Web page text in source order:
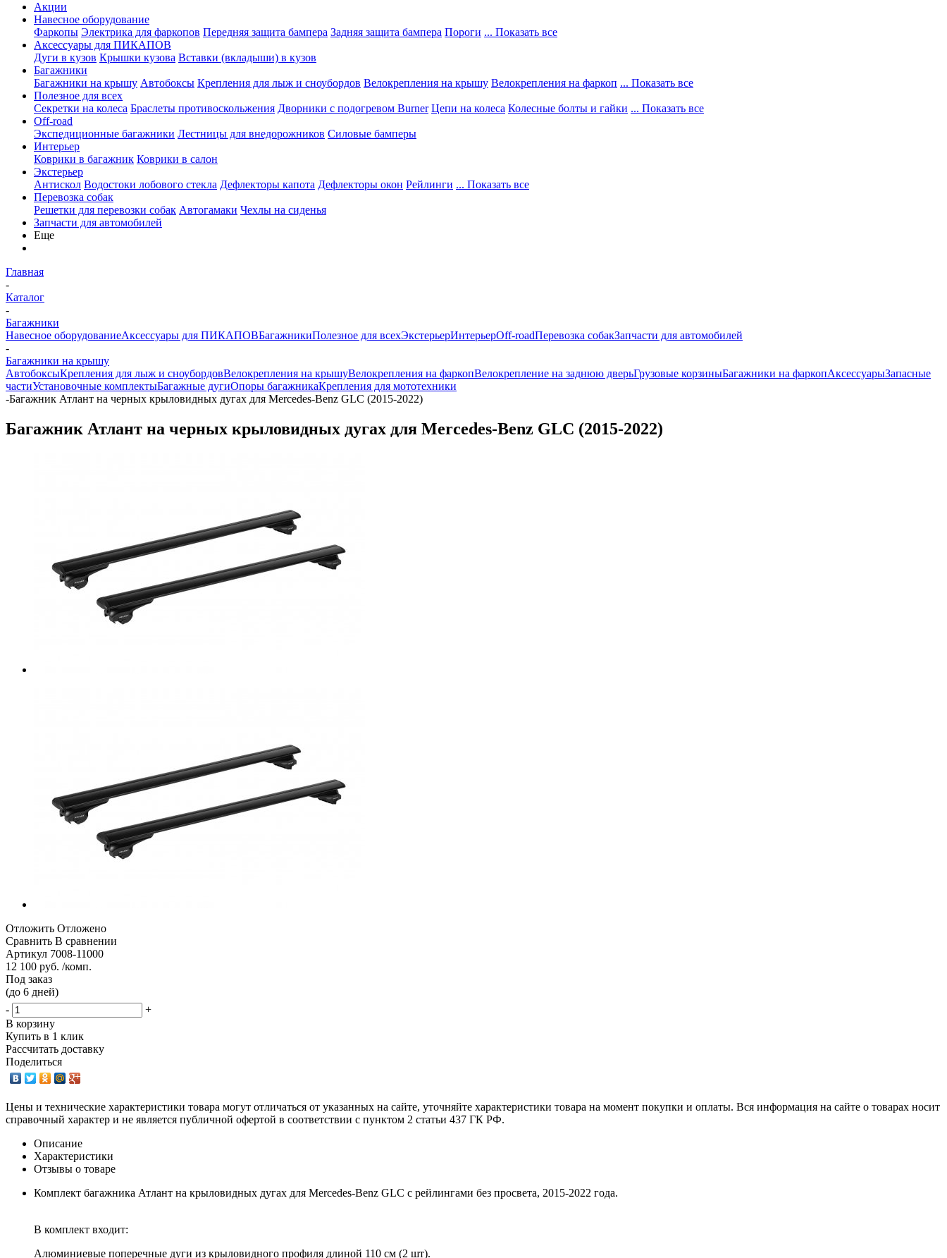
Акции
Навесное оборудование
Фаркопы Электрика для фаркопов Передняя защита бампера Задняя защита бампера Пороги ... Показать все
Аксессуары для ПИКАПОВ
Дуги в кузов Крышки кузова Вставки (вкладыши) в кузов
Багажники
Багажники на крышу Автобоксы Крепления для лыж и сноубордов Велокрепления на крышу Велокрепления на фаркоп ... Показать все
Полезное для всех
Секретки на колеса Браслеты противоскольжения Дворники с подогревом Burner Цепи на колеса Колесные болты и гайки ... Показать все
Off-road
Экспедиционные багажники Лестницы для внедорожников Силовые бамперы
Интерьер
Коврики в багажник Коврики в салон
Экстерьер
Антискол Водостоки лобового стекла Дефлекторы капота Дефлекторы окон Рейлинги ... Показать все
Перевозка собак
Решетки для перевозки собак Автогамаки Чехлы на сиденья
Запчасти для автомобилей
Еще
Главная
-
Каталог
-
Багажники
Навесное оборудованиеАксессуары для ПИКАПОВБагажникиПолезное для всехЭкстерьерИнтерьерOff-roadПеревозка собакЗапчасти для автомобилей
-
Багажники на крышу
АвтобоксыКрепления для лыж и сноубордовВелокрепления на крышуВелокрепления на фаркопВелокрепление на заднюю дверьГрузовые корзиныБагажники на фаркопАксессуарыЗапасные
частиУстановочные комплектыБагажные дугиОпоры багажникаКрепления для мототехники
-Багажник Атлант на черных крыловидных дугах для Mercedes-Benz GLC (2015-2022)
Багажник Атлант на черных крыловидных дугах для Mercedes-Benz GLC (2015-2022)
Отложить Отложено
Сравнить В сравнении
Артикул 7008-11000
12 100 руб. /комп.
Под заказ
(до 6 дней)
-
+
В корзину
Купить в 1 клик
Рассчитать доставку
Поделиться
Цены и технические характеристики товара могут отличаться от указанных на сайте, уточняйте характеристики товара на момент покупки и оплаты. Вся информация на сайте о товарах носит
справочный характер и не является публичной офертой в соответствии с пунктом 2 статьи 437 ГК РФ.
Описание
Характеристики
Отзывы о товаре
Комплект багажника Атлант на крыловидных дугах для Mercedes-Benz GLC с рейлингами без просвета, 2015-2022 года.
В комплект входит:
Алюминиевые поперечные дуги из крыловидного профиля длиной 110 см (2 шт).